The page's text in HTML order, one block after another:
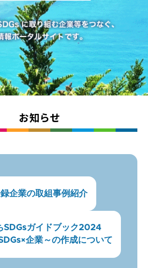
お知らせ
企業の取組事例紹介
SDGsガイドブック2024
企業～の作成について